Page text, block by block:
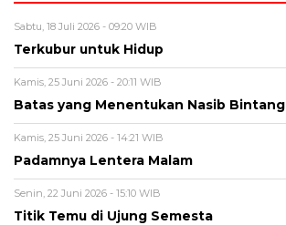
Sabtu, 18 Juli 2026 - 09:20 WIB
Terkubur untuk Hidup
Kamis, 25 Juni 2026 - 20:11 WIB
Batas yang Menentukan Nasib Bintang
Kamis, 25 Juni 2026 - 14:21 WIB
Padamnya Lentera Malam
Senin, 22 Juni 2026 - 15:10 WIB
Titik Temu di Ujung Semesta